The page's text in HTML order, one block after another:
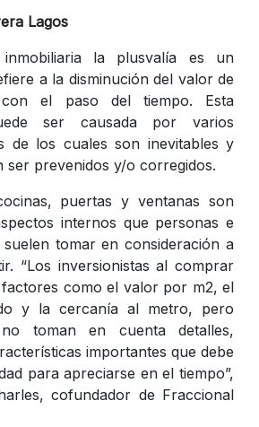
Lagos
la plusvalía es un
a la disminución del valor de
el paso del tiempo. Esta
ser causada por varios
de los cuales son inevitables y
ser prevenidos y/o corregidos.
puertas y ventanas son
internos que personas e
tomar en consideración a
“Los inversionistas al comprar
como el valor por m2, el
y la cercanía al metro, pero
toman en cuenta detalles,
importantes que debe
para apreciarse en el tiempo”,
cofundador de Fraccional